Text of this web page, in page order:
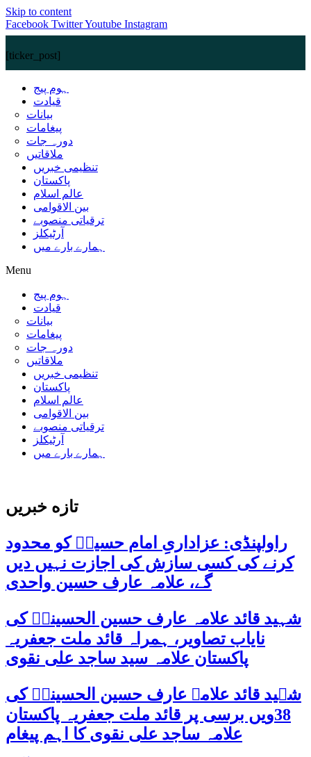
Skip to content
Facebook TwitterYoutube Instagram
[ticker_post]
ہوم پیج
قیادت
بیانات
پیغامات
دورہ جات
ملاقاتیں
تنظیمی خبریں
پاکستان
عالم اسلام
بین الاقوامی
ترقیاتی منصوبے
آرٹیکلز
ہمارے بارے میں
Menu
ہوم پیج
قیادت
بیانات
پیغامات
دورہ جات
ملاقاتیں
تنظیمی خبریں
پاکستان
عالم اسلام
بین الاقوامی
ترقیاتی منصوبے
آرٹیکلز
ہمارے بارے میں
تازه خبریں
راولپنڈی: عزاداریِ امام حسینؑ کو محدود
کرنے کی کسی سازش کی اجازت نہیں دیں
گے، علامہ عارف حسین واحدی
شہید قائد علامہ عارف حسین الحسینیؒ کی
نایاب تصاویر، ہمراہ قائد ملت جعفریہ
پاکستان علامہ سید ساجد علی نقوی
شہید قائد علامہ عارف حسین الحسینیؒ کی
38ویں برسی پر قائد ملت جعفریہ پاکستان
علامہ ساجد علی نقوی کا اہم پیغام